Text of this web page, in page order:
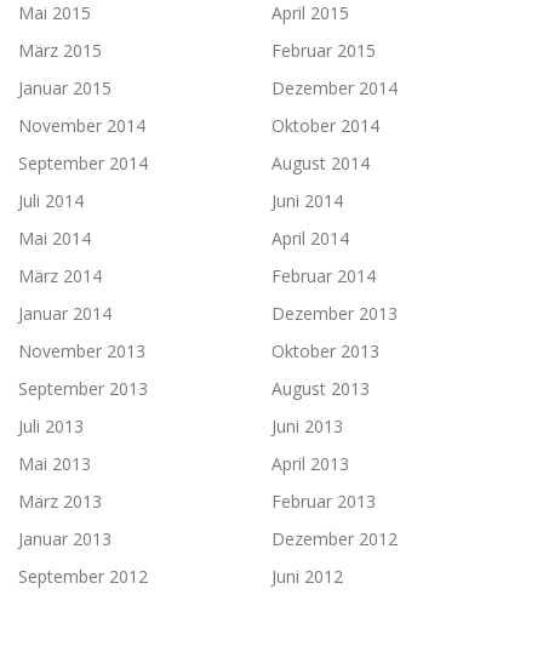
Mai 2015
April 2015
März 2015
Februar 2015
Januar 2015
Dezember 2014
November 2014
Oktober 2014
September 2014
August 2014
Juli 2014
Juni 2014
Mai 2014
April 2014
März 2014
Februar 2014
Januar 2014
Dezember 2013
November 2013
Oktober 2013
September 2013
August 2013
Juli 2013
Juni 2013
Mai 2013
April 2013
März 2013
Februar 2013
Januar 2013
Dezember 2012
September 2012
Juni 2012